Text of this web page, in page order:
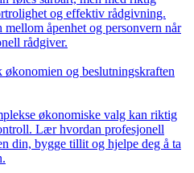
og effektiv rådgivning.
åpenhet og personvern når
rådgiver.
og beslutningskraften
økonomiske valg kan riktig
Lær hvordan profesjonell
din, bygge tillit og hjelpe deg å ta